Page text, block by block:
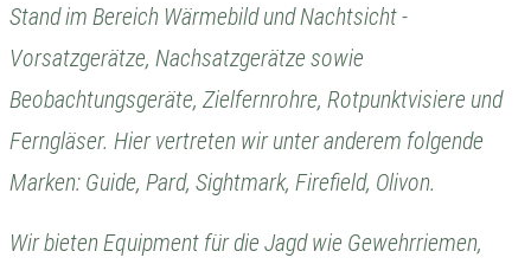
Stand im Bereich Wärmebild und Nachtsicht -
Vorsatzgerätze, Nachsatzgerätze sowie
Beobachtungsgeräte, Zielfernrohre, Rotpunktvisiere und
Ferngläser. Hier vertreten wir unter anderem folgende
Marken: Guide, Pard, Sightmark, Firefield, Olivon.
Wir bieten Equipment für die Jagd wie Gewehrriemen,